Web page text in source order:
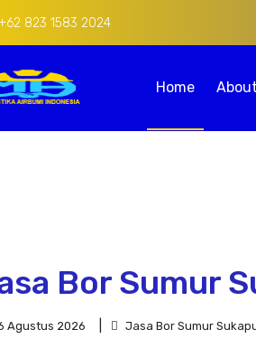
823 1583 2024
Home About
Bor Sumur
Agustus 2026 Jasa Bor Sumur